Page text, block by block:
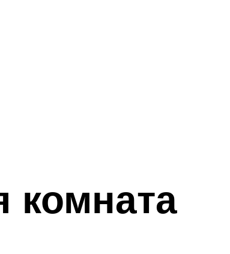
комната